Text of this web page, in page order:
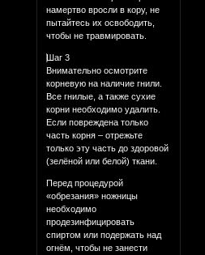
намертво вросли в кору, не
пытайтесь их освободить,
чтобы не травмировать.
⃣Шаг 3
Внимательно осмотрите
корневую на наличие гнили.
Все гнилые, а также сухие
корни необходимо удалить.
Если повреждена только
часть корня – отрежьте
только эту часть до здоровой
(зелёной или белой) ткани.
Перед процедурой
«обрезания» ножницы
необходимо
продезинфицировать
спиртом или подержать над
огнём, чтобы не занести